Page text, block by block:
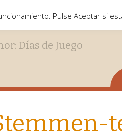
Días de Juego
Pulse Aceptar si